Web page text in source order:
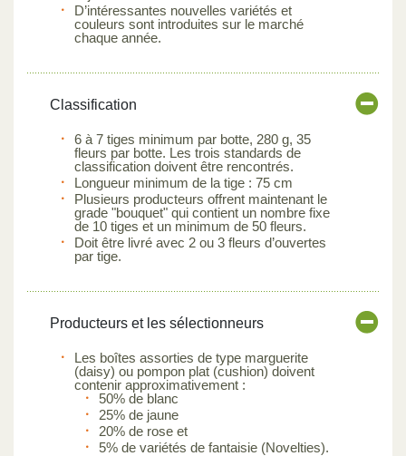
D’intéressantes nouvelles variétés et
couleurs sont introduites sur le marché
chaque année.
Classification
6 à 7 tiges minimum par botte, 280 g, 35
fleurs par botte. Les trois standards de
classification doivent être rencontrés.
Longueur minimum de la tige : 75 cm
Plusieurs producteurs offrent maintenant le
grade "bouquet" qui contient un nombre fixe
de 10 tiges et un minimum de 50 fleurs.
Doit être livré avec 2 ou 3 fleurs d’ouvertes
par tige.
Producteurs et les sélectionneurs
Les boîtes assorties de type marguerite
(daisy) ou pompon plat (cushion) doivent
contenir approximativement :
50% de blanc
25% de jaune
20% de rose et
5% de variétés de fantaisie (Novelties).